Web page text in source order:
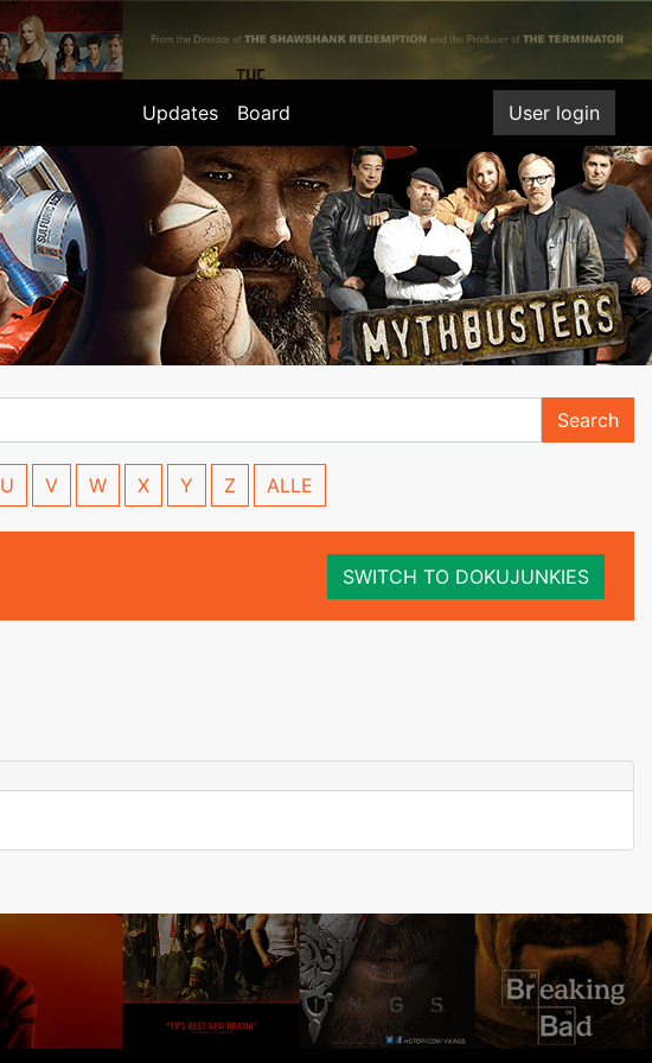
Updates Board User login
Search
U V W X Y Z ALLE
SWITCH TO DOKUJUNKIES